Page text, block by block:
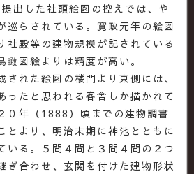
出した社頭絵図の控えでは、や
巡らされている。寛政元年の絵図
社殿等の建物規模が記されている
瞰図絵よりは精度が高い。
れた絵図の楼門より東側には、
ったと思われる客舎しか描かれて
０年（1888）頃までの建物調書
とより、明治末期に神池とともに
いる。５間４間と３間４間の２つ
ぎ合わせ、玄関を付けた建物形状